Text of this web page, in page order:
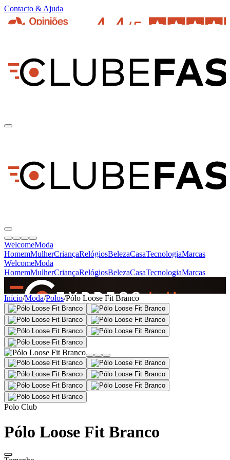
Contacto & Ajuda
WelcomeModa
HomemMulherCriançaRelógiosBelezaCasaTecnologiaMarcas
WelcomeModa
HomemMulherCriançaRelógiosBelezaCasaTecnologiaMarcas
SINCE 2005
+de 36.000 reviews
Início/Moda/Polos/Pólo Loose Fit Branco
Polo Club
Pólo Loose Fit Branco